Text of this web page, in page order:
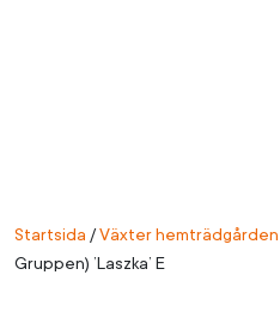
Startsida /Växter hemträdgården
Gruppen) ’Laszka’ E